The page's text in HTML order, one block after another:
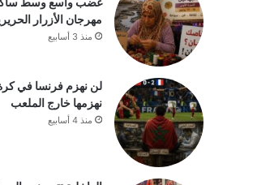
مهرجان الأزرار
منذ 3 أسابيع
لن نهزم فرنسا في
نهزمها خارج الملعب
منذ 4 أسابيع